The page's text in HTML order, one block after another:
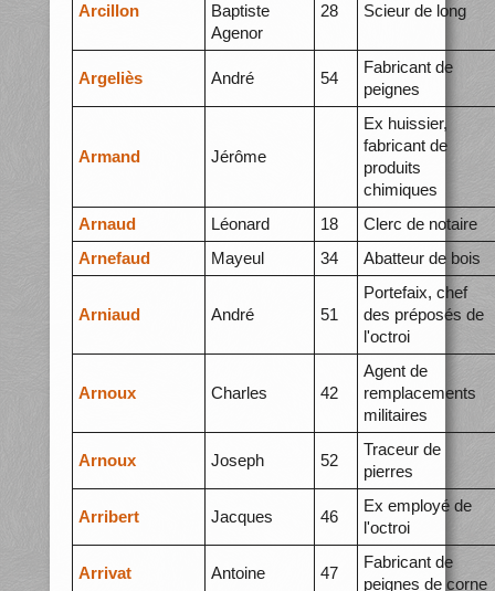
Arcillon
Baptiste
Agenor
28 Scieur de long
Argeliès André 54
Fabricant de
peignes
Armand Jérôme
Ex huissier,
fabricant de
produits
chimiques
Arnaud
Léonard 18
Clerc de notaire
Arnefaud
Mayeul 34 Abatteur de bois
Arniaud André 51
Portefaix, chef
des préposés de
l'octroi
Arnoux Charles 42
Agent de
remplacements
militaires
Arnoux Joseph 52
Traceur de
pierres
Arribert Jacques 46
Ex employé de
l'octroi
Arrivat Antoine 47
Fabricant de
peignes de corne